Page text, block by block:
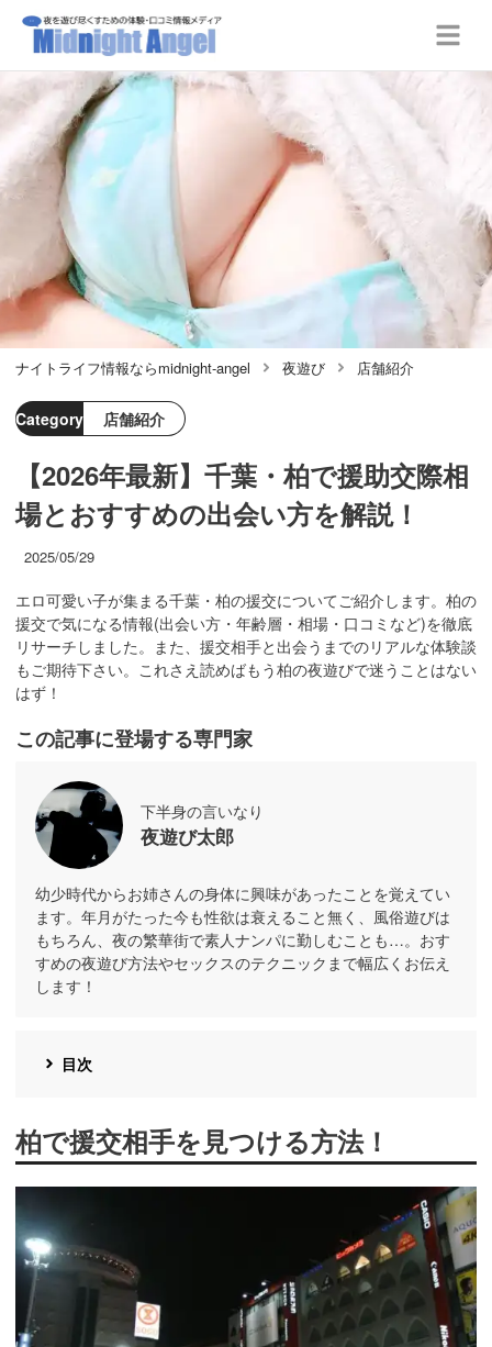
ナイトライフ情報ならmidnight-angel 夜遊び 店舗紹介
Category 店舗紹介
【2026年最新】千葉・柏で援助交際相
場とおすすめの出会い方を解説！
2025/05/29
エロ可愛い子が集まる千葉・柏の援交についてご紹介します。柏の
援交で気になる情報(出会い方・年齢層・相場・口コミなど)を徹底
リサーチしました。また、援交相手と出会うまでのリアルな体験談
もご期待下さい。これさえ読めばもう柏の夜遊びで迷うことはない
はず！
この記事に登場する専門家
下半身の言いなり
夜遊び太郎
幼少時代からお姉さんの身体に興味があったことを覚えてい
ます。年月がたった今も性欲は衰えること無く、風俗遊びは
もちろん、夜の繁華街で素人ナンパに勤しむことも…。おす
すめの夜遊び方法やセックスのテクニックまで幅広くお伝え
します！
目次
柏で援交相手を見つける方法！